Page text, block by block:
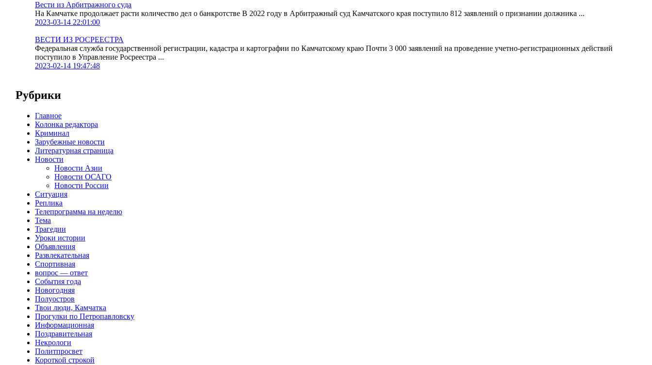
Вести из Арбитражного суда
На Камчатке продолжает расти количество дел о банкротстве В 2022 году в Арбитражный суд Камчатского края поступило 812 заявлений о признании должника ...
2023-03-14 22:01:00
ВЕСТИ ИЗ РОСРЕЕСТРА
Федеральная служба государственной регистрации, кадастра и картографии по Камчатскому краю Почти 3 000 заявлений на проведение учетно-регистрационных действий
поступило в Управление Росреестра ...
2023-02-14 19:47:48
Рубрики
Главное
Колонка редактора
Криминал
Зарубежные новости
Литературная страница
Новости
Новости Азии
Новости ОСАГО
Новости России
Ситуация
Реплика
Телепрограмма на неделю
Тема
Трагедии
Уроки истории
Объявления
Развлекательная
Спортивная
вопрос — ответ
События года
Новогодняя
Полуостров
Твои люди, Камчатка
Прогулки по Петропавловску
Информационная
Поздравительная
Некрологи
Политпросвет
Короткой строкой